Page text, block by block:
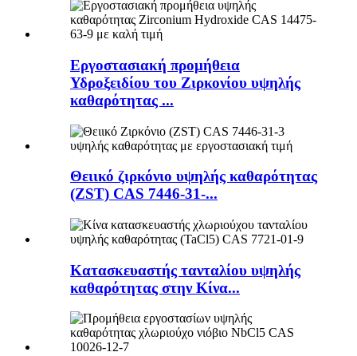
Εργοστασιακή προμήθεια
Υδροξειδίου του Ζιρκονίου υψηλής
καθαρότητας ...
Θειικό ζιρκόνιο υψηλής καθαρότητας
(ZST) CAS 7446-31-...
Κατασκευαστής τανταλίου υψηλής
καθαρότητας στην Κίνα...